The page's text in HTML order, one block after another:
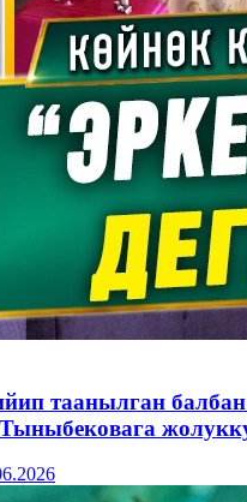
таанылган